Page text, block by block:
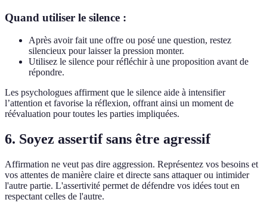
Quand utiliser le silence :
Après avoir fait une offre ou posé une question, restez
silencieux pour laisser la pression monter.
Utilisez le silence pour réfléchir à une proposition avant de
répondre.
Les psychologues affirment que le silence aide à intensifier
l’attention et favorise la réflexion, offrant ainsi un moment de
réévaluation pour toutes les parties impliquées.
6. Soyez assertif sans être agressif
Affirmation ne veut pas dire aggression. Représentez vos besoins et
vos attentes de manière claire et directe sans attaquer ou intimider
l'autre partie. L'assertivité permet de défendre vos idées tout en
respectant celles de l'autre.